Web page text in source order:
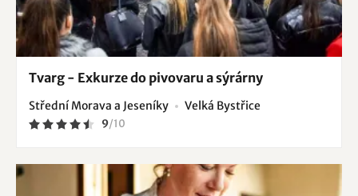
Tvarg - Exkurze do pivovaru a sýrárny
Střední Morava a Jeseníky Velká Bystřice
9/10